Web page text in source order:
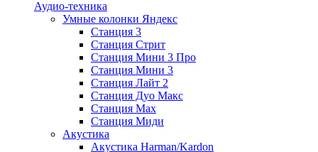
Аудио-техника
Умные колонки Яндекс
Станция 3
Станция Стрит
Станция Мини 3 Про
Станция Мини 3
Станция Лайт 2
Станция Дуо Макс
Станция Max
Станция Миди
Акустика
Акустика Harman/Kardon